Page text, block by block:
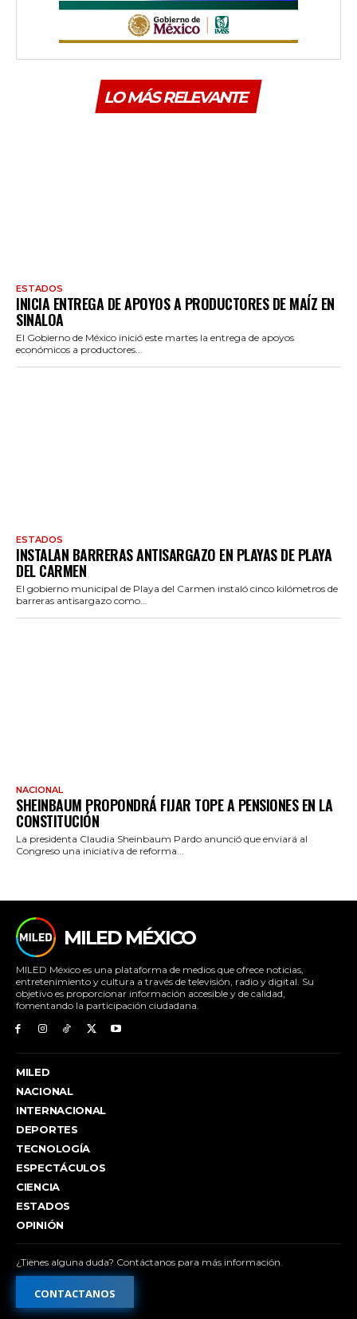
LO MÁS RELEVANTE
ESTADOS
INICIA ENTREGA DE APOYOS A PRODUCTORES DE MAÍZ EN
SINALOA
El Gobierno de México inició este martes la entrega de apoyos
económicos a productores...
ESTADOS
INSTALAN BARRERAS ANTISARGAZO EN PLAYAS DE PLAYA
DEL CARMEN
El gobierno municipal de Playa del Carmen instaló cinco kilómetros de
barreras antisargazo como...
NACIONAL
SHEINBAUM PROPONDRÁ FIJAR TOPE A PENSIONES EN LA
CONSTITUCIÓN
La presidenta Claudia Sheinbaum Pardo anunció que enviará al
Congreso una iniciativa de reforma...
MILED MÉXICO
MILED México es una plataforma de medios que ofrece noticias,
entretenimiento y cultura a través de televisión, radio y digital. Su
objetivo es proporcionar información accesible y de calidad,
fomentando la participación ciudadana.
MILED
NACIONAL
INTERNACIONAL
DEPORTES
TECNOLOGÍA
ESPECTÁCULOS
CIENCIA
ESTADOS
OPINIÓN
¿Tienes alguna duda? Contáctanos para más información.
CONTACTANOS